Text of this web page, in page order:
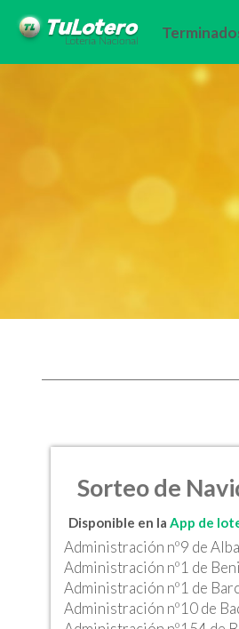
Sorteo de
Disponible en la App de
Administración nº9 de
Administración nº1 de
Administración nº1 de
Administración nº10 de